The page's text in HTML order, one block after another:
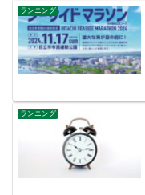
ランニング
ランニング